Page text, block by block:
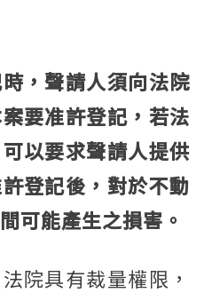
，聲請人須向法院
案要准許登記，若法
以要求聲請人提供
登記後，對於不動
可能產生之損害。
院具有裁量權限，